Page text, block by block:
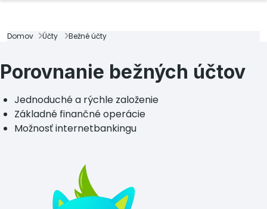
Domov Účty Bežné účty
Porovnanie bežných účtov
Jednoduché a rýchle založenie
Základné finančné operácie
Možnosť internetbankingu